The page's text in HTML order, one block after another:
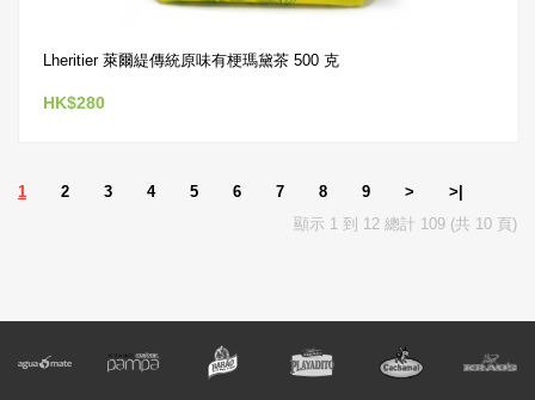
Lheritier 萊爾緹傳統原味有梗瑪黛茶 500 克
HK$280
1 2 3 4 5 6 7 8 9 >
>|
顯示 1 到 12 總計 109 (共 10 頁)